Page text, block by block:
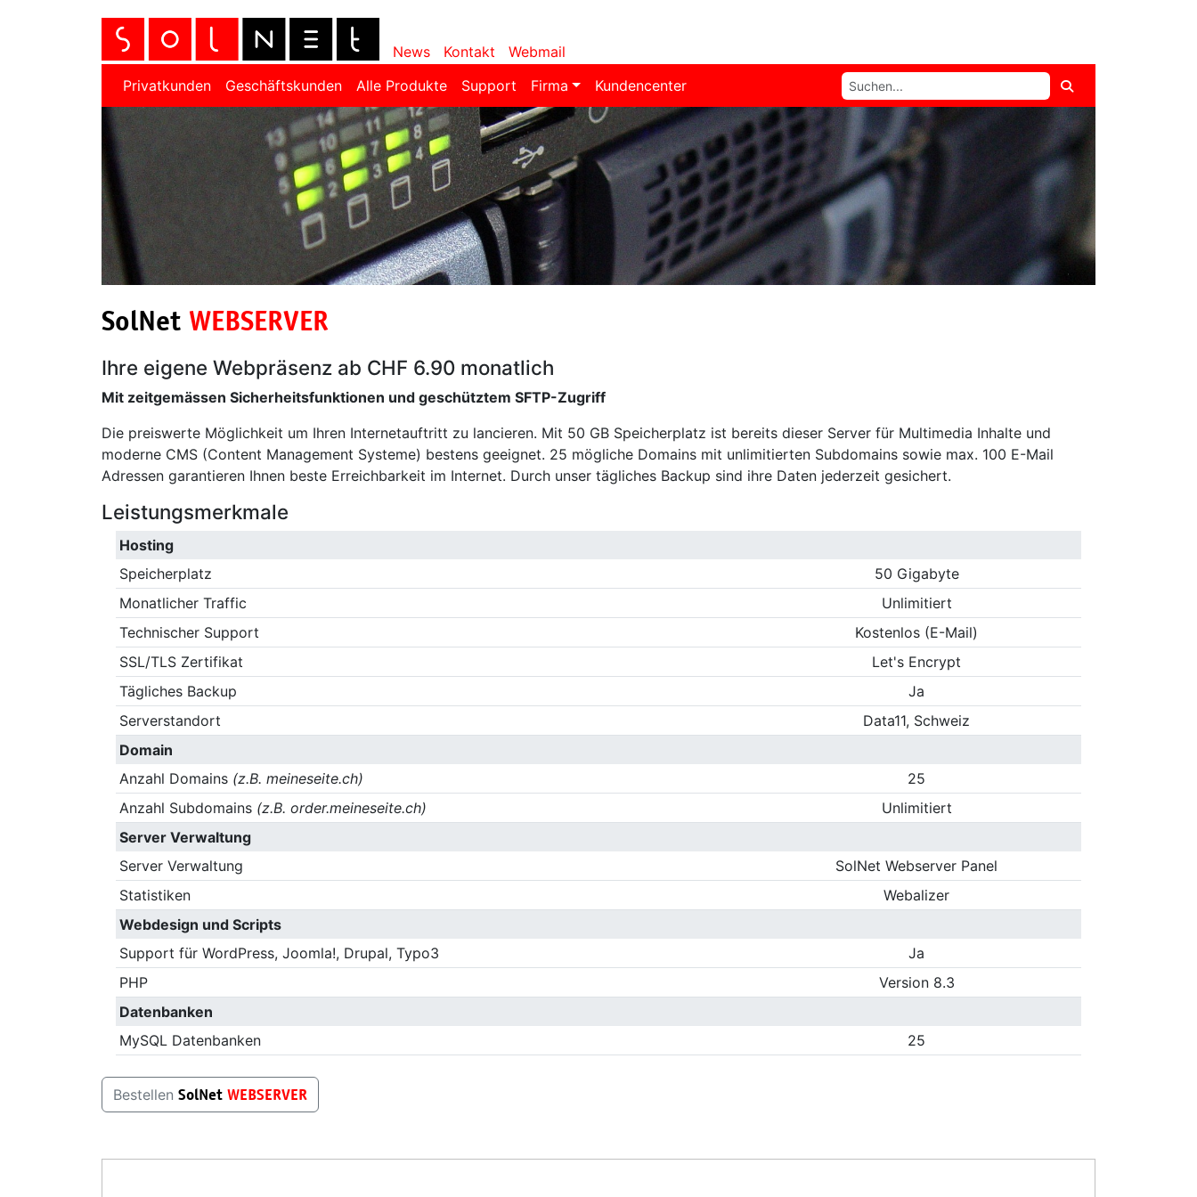
News Kontakt
Webmail
Privatkunden
Geschäftskunden Alle Produkte Support Firma Kundencenter
SolNet WEBSERVER
Ihre eigene Webpräsenz ab CHF 6.90 monatlich
Mit zeitgemässen Sicherheitsfunktionen und geschütztem SFTP-Zugriff
Die preiswerte Möglichkeit um Ihren Internetauftritt zu lancieren. Mit 50 GB Speicherplatz ist bereits dieser Server für Multimedia Inhalte und
moderne CMS (Content Management Systeme) bestens geeignet. 25 mögliche Domains mit unlimitierten Subdomains sowie max. 100 E-Mail
Adressen garantieren Ihnen beste Erreichbarkeit im Internet. Durch unser tägliches Backup sind ihre Daten jederzeit gesichert.
Leistungsmerkmale
Hosting
Speicherplatz
50 Gigabyte
Monatlicher Traffic
Unlimitiert
Technischer Support
Kostenlos (E-Mail)
SSL/TLS Zertifikat
Let's Encrypt
Tägliches Backup
Ja
Serverstandort
Data11, Schweiz
Domain
Anzahl Domains (z.B. meineseite.ch)
25
Anzahl Subdomains (z.B. order.meineseite.ch)
Unlimitiert
Server Verwaltung
Server Verwaltung
SolNet Webserver Panel
Statistiken
Webalizer
Webdesign und Scripts
Support für WordPress, Joomla!, Drupal, Typo3
Ja
PHP
Version 8.3
Datenbanken
MySQL Datenbanken
25
Bestellen SolNet WEBSERVER